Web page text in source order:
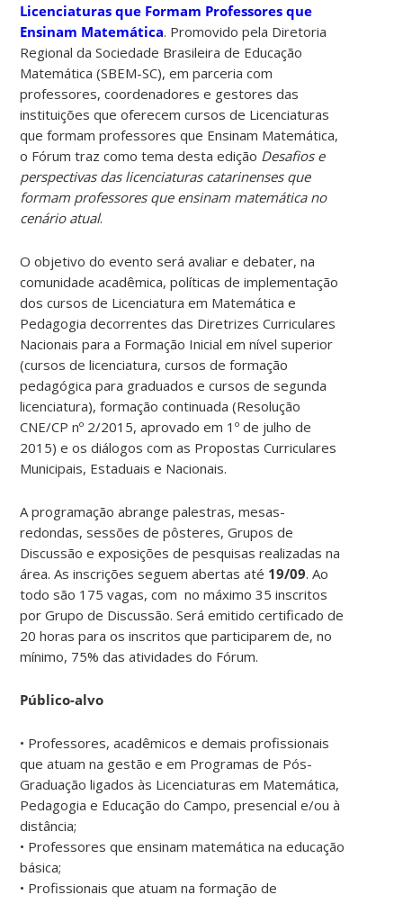
Licenciaturas que Formam Professores que
Ensinam Matemática. Promovido pela Diretoria
Regional da Sociedade Brasileira de Educação
Matemática (SBEM-SC), em parceria com
professores, coordenadores e gestores das
instituições que oferecem cursos de Licenciaturas
que formam professores que Ensinam Matemática,
o Fórum traz como tema desta edição Desafios e
perspectivas das licenciaturas catarinenses que
formam professores que ensinam matemática no
cenário atual.
O objetivo do evento será avaliar e debater, na
comunidade acadêmica, políticas de implementação
dos cursos de Licenciatura em Matemática e
Pedagogia decorrentes das Diretrizes Curriculares
Nacionais para a Formação Inicial em nível superior
(cursos de licenciatura, cursos de formação
pedagógica para graduados e cursos de segunda
licenciatura), formação continuada (Resolução
CNE/CP nº 2/2015, aprovado em 1º de julho de
2015) e os diálogos com as Propostas Curriculares
Municipais, Estaduais e Nacionais.
A programação abrange palestras, mesas-
redondas, sessões de pôsteres, Grupos de
Discussão e exposições de pesquisas realizadas na
área. As inscrições seguem abertas até 19/09. Ao
todo são 175 vagas, com no máximo 35 inscritos
por Grupo de Discussão. Será emitido certificado de
20 horas para os inscritos que participarem de, no
mínimo, 75% das atividades do Fórum.
Público-alvo
• Professores, acadêmicos e demais profissionais
que atuam na gestão e em Programas de Pós-
Graduação ligados às Licenciaturas em Matemática,
Pedagogia e Educação do Campo, presencial e/ou à
distância;
• Professores que ensinam matemática na educação
básica;
• Profissionais que atuam na formação de